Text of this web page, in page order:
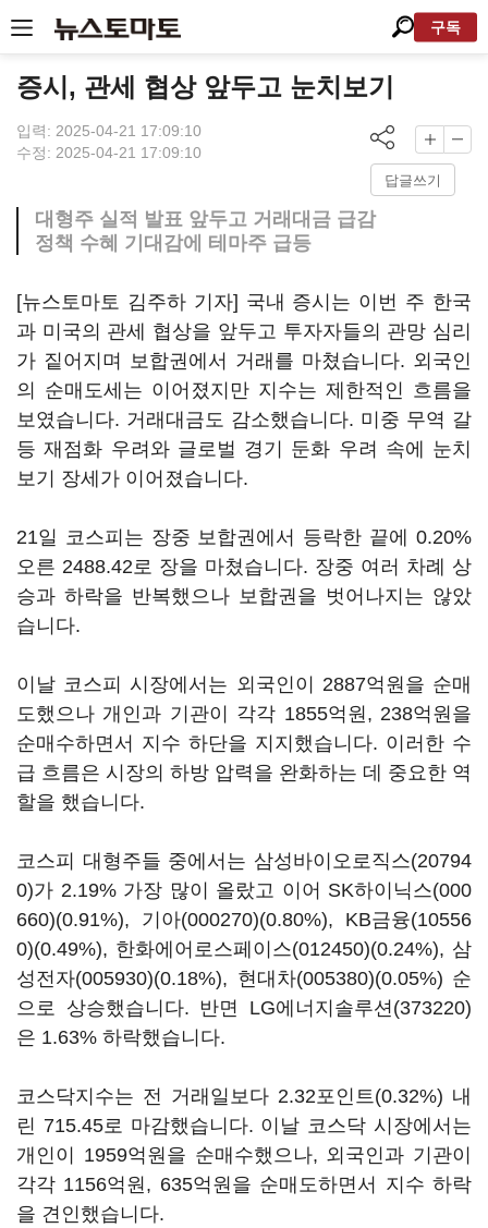
구독
증시, 관세 협상 앞두고 눈치보기
입력: 2025-04-21 17:09:10
수정: 2025-04-21 17:09:10
답글쓰기
대형주 실적 발표 앞두고 거래대금 급감
정책 수혜 기대감에 테마주 급등
[뉴스토마토 김주하 기자] 국내 증시는 이번 주 한국
과 미국의 관세 협상을 앞두고 투자자들의 관망 심리
가 짙어지며 보합권에서 거래를 마쳤습니다. 외국인
의 순매도세는 이어졌지만 지수는 제한적인 흐름을
보였습니다. 거래대금도 감소했습니다. 미중 무역 갈
등 재점화 우려와 글로벌 경기 둔화 우려 속에 눈치
보기 장세가 이어졌습니다.
21일 코스피는 장중 보합권에서 등락한 끝에 0.20%
오른 2488.42로 장을 마쳤습니다. 장중 여러 차례 상
승과 하락을 반복했으나 보합권을 벗어나지는 않았
습니다.
이날 코스피 시장에서는 외국인이 2887억원을 순매
도했으나 개인과 기관이 각각 1855억원, 238억원을
순매수하면서 지수 하단을 지지했습니다. 이러한 수
급 흐름은 시장의 하방 압력을 완화하는 데 중요한 역
할을 했습니다.
코스피 대형주들 중에서는 삼성바이오로직스(20794
0)가 2.19% 가장 많이 올랐고 이어 SK하이닉스(000
660)(0.91%), 기아(000270)(0.80%), KB금융(10556
0)(0.49%), 한화에어로스페이스(012450)(0.24%), 삼
성전자(005930)(0.18%), 현대차(005380)(0.05%) 순
으로 상승했습니다. 반면 LG에너지솔루션(373220)
은 1.63% 하락했습니다.
코스닥지수는 전 거래일보다 2.32포인트(0.32%) 내
린 715.45로 마감했습니다. 이날 코스닥 시장에서는
개인이 1959억원을 순매수했으나, 외국인과 기관이
각각 1156억원, 635억원을 순매도하면서 지수 하락
을 견인했습니다.